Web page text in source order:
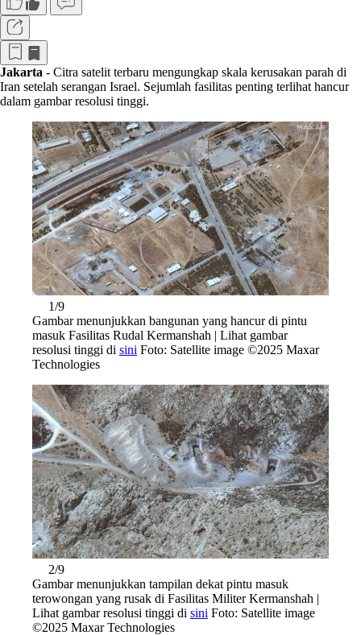
Jakarta - Citra satelit terbaru mengungkap skala kerusakan parah di
Iran setelah serangan Israel. Sejumlah fasilitas penting terlihat hancur
dalam gambar resolusi tinggi.
1/9
Gambar menunjukkan bangunan yang hancur di pintu
masuk Fasilitas Rudal Kermanshah | Lihat gambar
resolusi tinggi di sini Foto: Satellite image ©2025 Maxar
Technologies
2/9
Gambar menunjukkan tampilan dekat pintu masuk
terowongan yang rusak di Fasilitas Militer Kermanshah |
Lihat gambar resolusi tinggi di sini Foto: Satellite image
©2025 Maxar Technologies